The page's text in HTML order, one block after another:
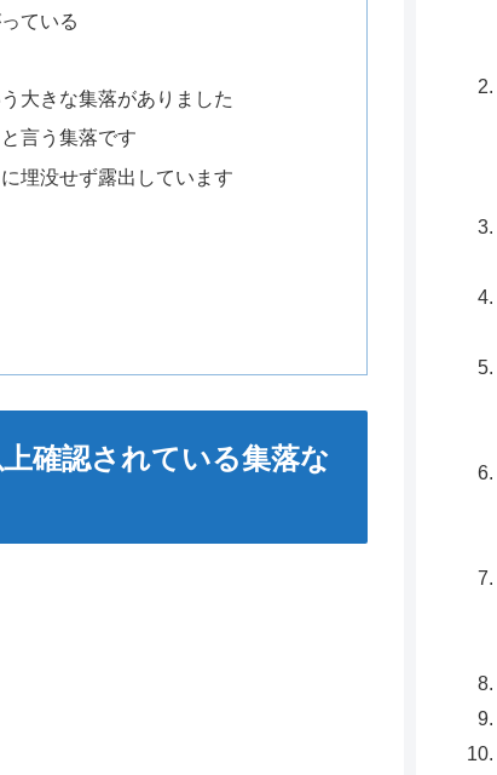
ている
大きな集落がありました
言う集落です
埋没せず露出しています
確認されている集落な